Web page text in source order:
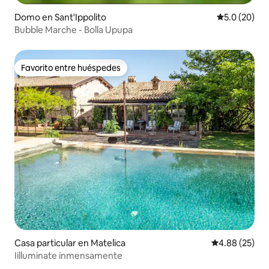
Domo en Sant'Ippolito Calificación
5.0 (20)
Bubble Marche - Bolla Upupa
Favorito entre huéspedes
Favorito entre huéspedes
Casa particular en Matelica Calificación
4.88 (25)
Iilluminate inmensamente